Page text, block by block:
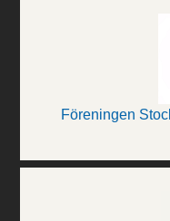
Föreningen